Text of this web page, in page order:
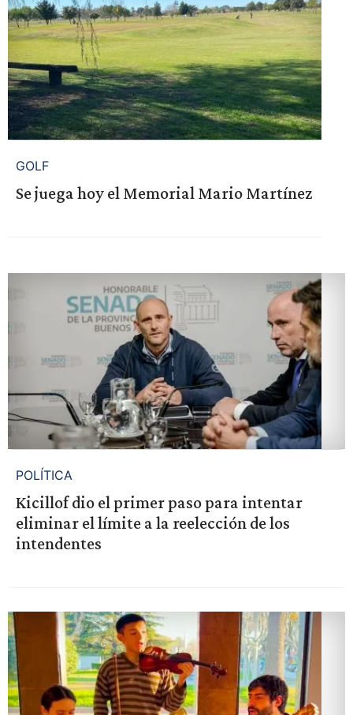
GOLF
Se juega hoy el Memorial Mario Martínez
POLÍTICA
Kicillof dio el primer paso para intentar
eliminar el límite a la reelección de los
intendentes